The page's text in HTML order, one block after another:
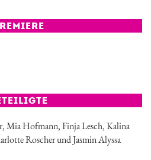
Mia Hofmann, Finja Lesch, Kalina
Roscher und Jasmin Alyssa